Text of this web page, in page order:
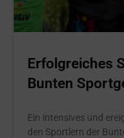
Erfolgreiches
Bunten
Ein intensives und
den Sportlern der